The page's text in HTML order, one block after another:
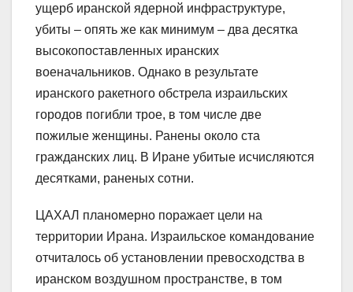
ущерб иранской ядерной инфраструктуре,
убиты – опять же как минимум – два десятка
высокопоставленных иранских
военачальников. Однако в результате
иранского ракетного обстрела израильских
городов погибли трое, в том числе две
пожилые женщины. Ранены около ста
гражданских лиц. В Иране убитые исчисляются
десятками, раненых сотни.
ЦАХАЛ планомерно поражает цели на
территории Ирана. Израильское командование
отчиталось об установлении превосходства в
иранском воздушном пространстве, в том